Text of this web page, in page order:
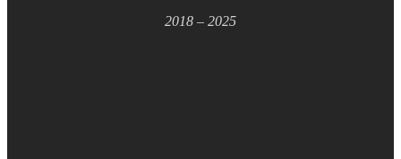
2018 – 2025